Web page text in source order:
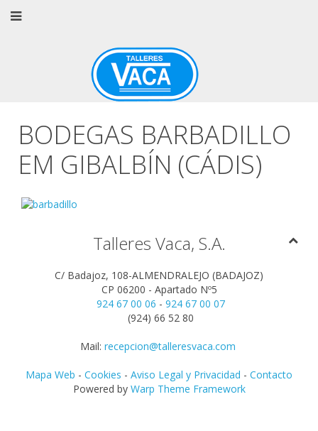
BODEGAS BARBADILLO
EM GIBALBÍN (CÁDIS)
Talleres Vaca, S.A.
C/ Badajoz, 108-ALMENDRALEJO (BADAJOZ)
CP 06200 - Apartado Nº5
924 67 00 06 - 924 67 00 07
(924) 66 52 80
Mail: recepcion@talleresvaca.com
Mapa Web - Cookies - Aviso Legal y Privacidad - Contacto
Powered by Warp Theme Framework